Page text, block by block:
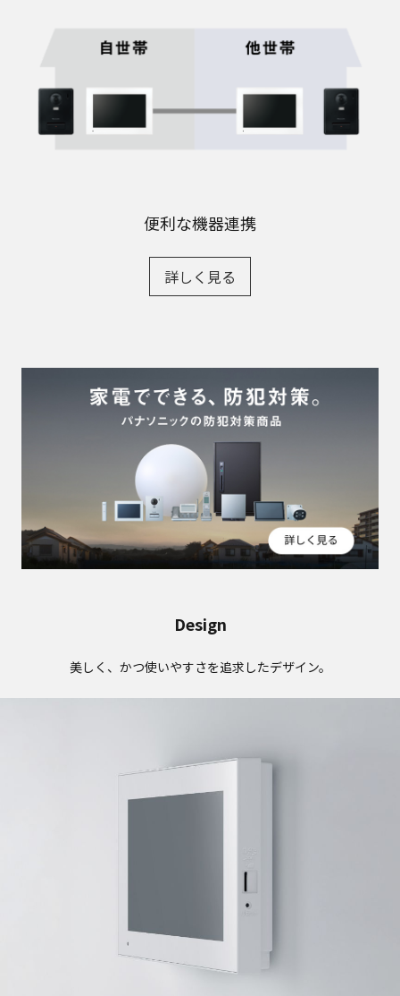
便利な機器連携
詳しく見る
Design
美しく、かつ使いやすさを追求したデザイン。